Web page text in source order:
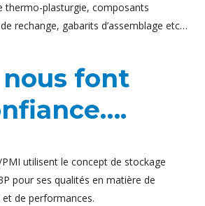
thermo-plasturgie, composants
rechange, gabarits d’assemblage etc…
nous font
utilisent le concept de stockage
pour ses qualités en matière de
et de performances.